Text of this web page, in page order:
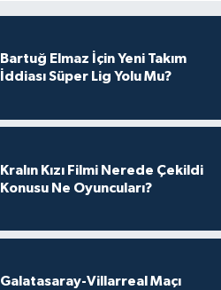
Bartuğ Elmaz İçin Yeni Takım
İddiası Süper Lig Yolu Mu?
Kralın Kızı Filmi Nerede Çekildi
Konusu Ne Oyuncuları?
Galatasaray-Villarreal Maçı